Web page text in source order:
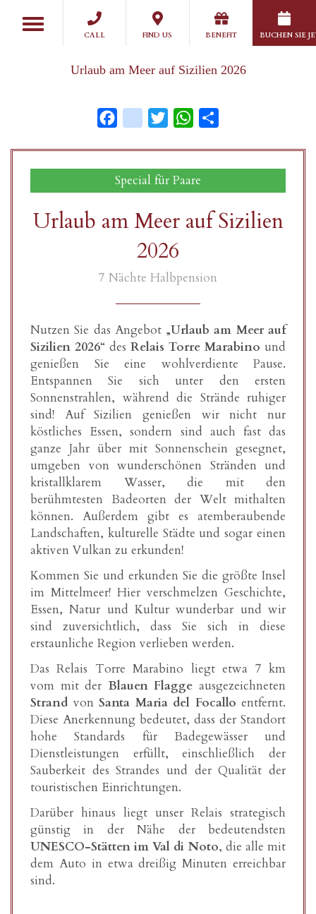
Toggle
navigation
CALL FIND US BENEFIT BUCHEN SIE
Urlaub am Meer auf Sizilien 2026
FacebookinstagramTwitterWhatsApp
Special für Paare
Urlaub am Meer auf Sizilien
2026
7 Nächte Halbpension
Nutzen Sie das Angebot „Urlaub am Meer auf
Sizilien 2026“ des Relais Torre Marabino und
genießen Sie eine wohlverdiente Pause.
Entspannen Sie sich unter den ersten
Sonnenstrahlen, während die Strände ruhiger
sind! Auf Sizilien genießen wir nicht nur
köstliches Essen, sondern sind auch fast das
ganze Jahr über mit Sonnenschein gesegnet,
umgeben von wunderschönen Stränden und
kristallklarem Wasser, die mit den
berühmtesten Badeorten der Welt mithalten
können. Außerdem gibt es atemberaubende
Landschaften, kulturelle Städte und sogar einen
aktiven Vulkan zu erkunden!
Kommen Sie und erkunden Sie die größte Insel
im Mittelmeer! Hier verschmelzen Geschichte,
Essen, Natur und Kultur wunderbar und wir
sind zuversichtlich, dass Sie sich in diese
erstaunliche Region verlieben werden.
Das Relais Torre Marabino liegt etwa 7 km
vom mit der Blauen Flagge ausgezeichneten
Strand von Santa Maria del Focallo entfernt.
Diese Anerkennung bedeutet, dass der Standort
hohe Standards für Badegewässer und
Dienstleistungen erfüllt, einschließlich der
Sauberkeit des Strandes und der Qualität der
touristischen Einrichtungen.
Darüber hinaus liegt unser Relais strategisch
günstig in der Nähe der bedeutendsten
UNESCO-Stätten im Val di Noto, die alle mit
dem Auto in etwa dreißig Minuten erreichbar
sind.